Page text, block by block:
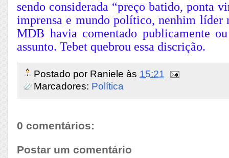
sendo considerada “preço batido, ponta
imprensa e mundo político, nenhim líder
MDB havia comentado publicamente
assunto. Tebet quebrou essa discrição.
Postado por Raniele às 15:21
Marcadores: Política
0 comentários:
Postar um comentário